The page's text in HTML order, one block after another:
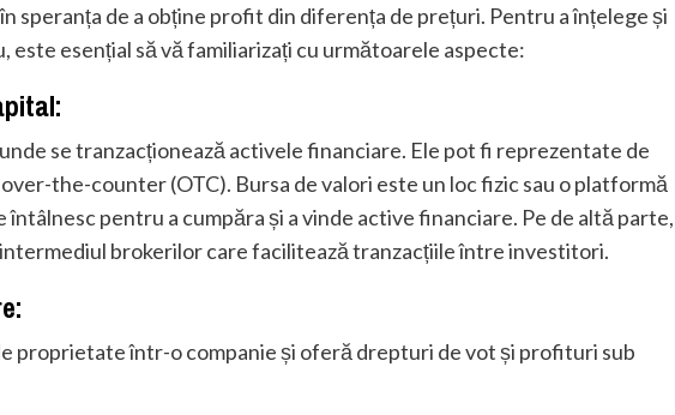
speranța de a obține profit din diferența de prețuri. Pentru a înțelege și
este esențial să vă familiarizați cu următoarele aspecte:
se tranzacționează activele financiare. Ele pot fi reprezentate de
the-counter (OTC). Bursa de valori este un loc fizic sau o platformă
pentru a cumpăra și a vinde active financiare. Pe de altă parte,
brokerilor care facilitează tranzacțiile între investitori.
proprietate într-o companie și oferă drepturi de vot și profituri sub